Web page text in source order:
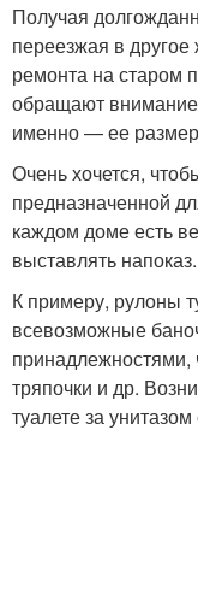
Получая
переезжая в
ремонта на старом
обращают
именно — ее
Очень хочется,
предназначенной
каждом доме есть
выставлять напоказ.
К примеру, рулоны
всевозможные
принадлежностями,
тряпочки и др.
туалете за